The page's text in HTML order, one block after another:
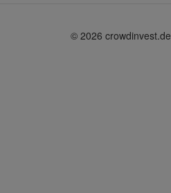
© 2026 crowdinvest.de